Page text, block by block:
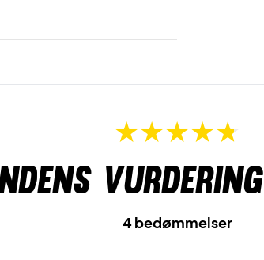
vurdering
4 bedømmelser